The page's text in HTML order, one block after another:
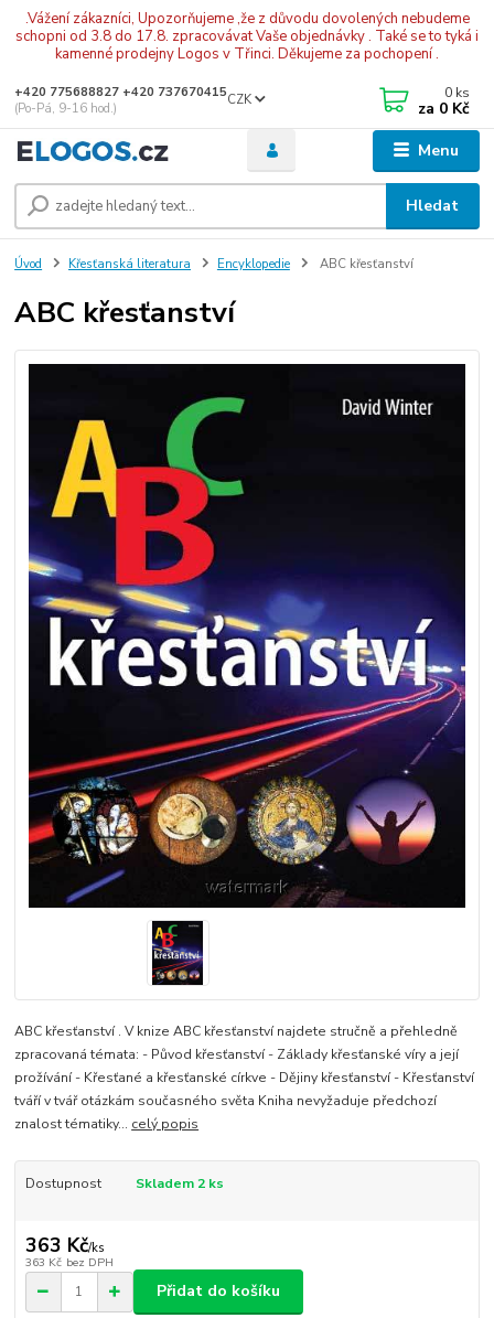
.Vážení zákazníci, Upozorňujeme ,že z důvodu dovolených nebudeme
schopni od 3.8 do 17.8. zpracovávat Vaše objednávky . Také se to tyká i
kamenné prodejny Logos v Třinci. Děkujeme za pochopení .
Menu
CZK
Hledat
+420 775688827 +420 737670415
(Po-Pá, 9-16 hod.)
0 ks
za 0 Kč
Úvod Křesťanská literatura Encyklopedie ABC křesťanství
ABC křesťanství
ABC křesťanství . V knize ABC křesťanství najdete stručně a přehledně
zpracovaná témata: - Původ křesťanství - Základy křesťanské víry a její
prožívání - Křesťané a křesťanské církve - Dějiny křesťanství - Křesťanství
tváří v tvář otázkám současného světa Kniha nevyžaduje předchozí
znalost tématiky... celý popis
Dostupnost Skladem 2 ks
363 Kč/ks
363 Kč bez DPH
Přidat do košíku